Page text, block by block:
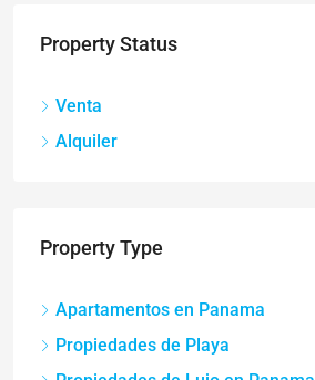
Property Status
Venta
Alquiler
Property Type
Apartamentos en Panama
Propiedades de Playa